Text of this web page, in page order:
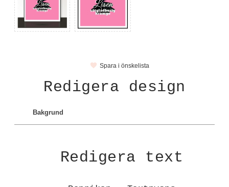
Spara i önskelista
Redigera design
Bakgrund
Redigera text